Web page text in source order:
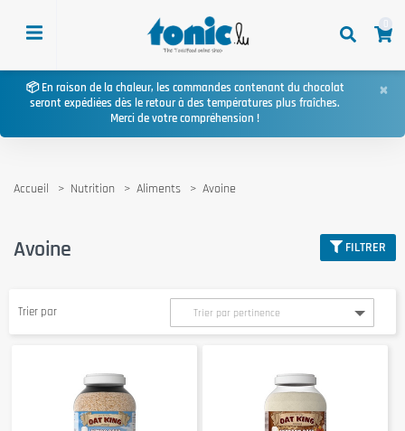
📦 En raison de la chaleur, les commandes contenant du chocolat
seront expédiées dès le retour à des températures plus fraîches.
Merci de votre compréhension !
×
Accueil Nutrition Aliments Avoine
Avoine FILTRER
Trier par